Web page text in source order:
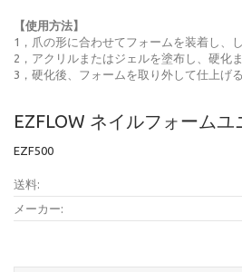
【使用方法】
1，爪の形に合わせてフォームを装着し、
2，アクリルまたはジェルを塗布し、硬化
3，硬化後、フォームを取り外して仕上げる
EZFLOW ネイルフォーム
EZF500
送料:
メーカー: